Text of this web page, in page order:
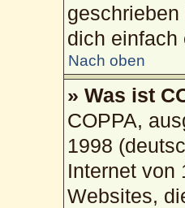
dich einfach
Nach oben
» Was ist
COPPA,
1998
Internet von
Websites,